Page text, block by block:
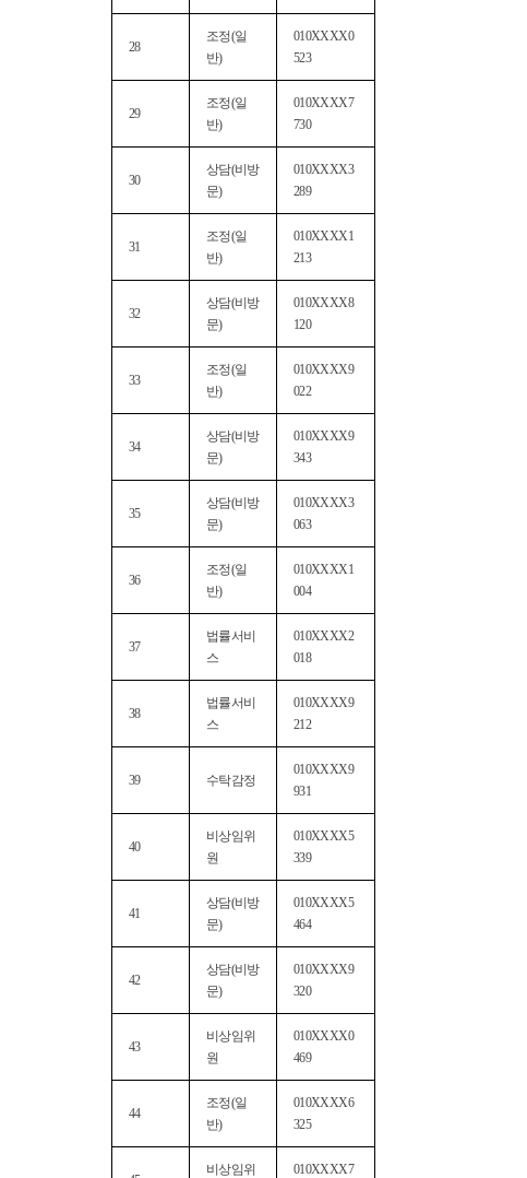
28
조정(일
반)
010XXXX0
523
29
조정(일
반)
010XXXX7
730
30
상담(비방
문)
010XXXX3
289
31
조정(일
반)
010XXXX1
213
32
상담(비방
문)
010XXXX8
120
33
조정(일
반)
010XXXX9
022
34
상담(비방
문)
010XXXX9
343
35
상담(비방
문)
010XXXX3
063
36
조정(일
반)
010XXXX1
004
37
법률서비
스
010XXXX2
018
38
법률서비
스
010XXXX9
212
39 수탁감정
010XXXX9
931
40
비상임위
원
010XXXX5
339
41
상담(비방
문)
010XXXX5
464
42
상담(비방
문)
010XXXX9
320
43
비상임위
원
010XXXX0
469
44
조정(일
반)
010XXXX6
325
비상임위 010XXXX7